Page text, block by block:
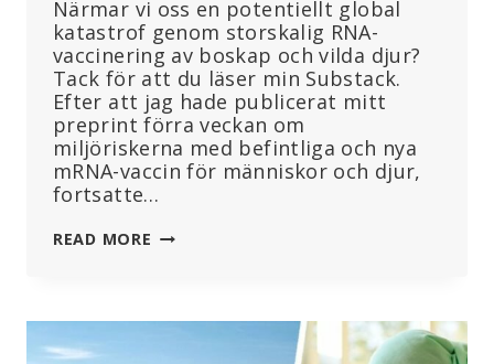
Närmar vi oss en potentiellt global
katastrof genom storskalig RNA-
vaccinering av boskap och vilda djur?
Tack för att du läser min Substack.
Efter att jag hade publicerat mitt
preprint förra veckan om
miljöriskerna med befintliga och nya
mRNA-vaccin för människor och djur,
fortsatte…
READ MORE KAN